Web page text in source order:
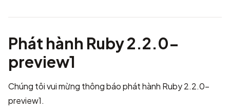
Phát hành Ruby 2.2.0-
preview1
Chúng tôi vui mừng thông báo phát hành Ruby 2.2.0-
preview1.